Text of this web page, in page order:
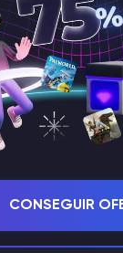
servidor estás
CONSEGUIR